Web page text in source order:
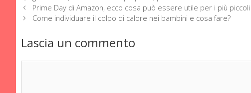
Prime Day di Amazon, ecco cosa può essere utile per i più piccoli
Come individuare il colpo di calore nei bambini e cosa fare?
Lascia un commento